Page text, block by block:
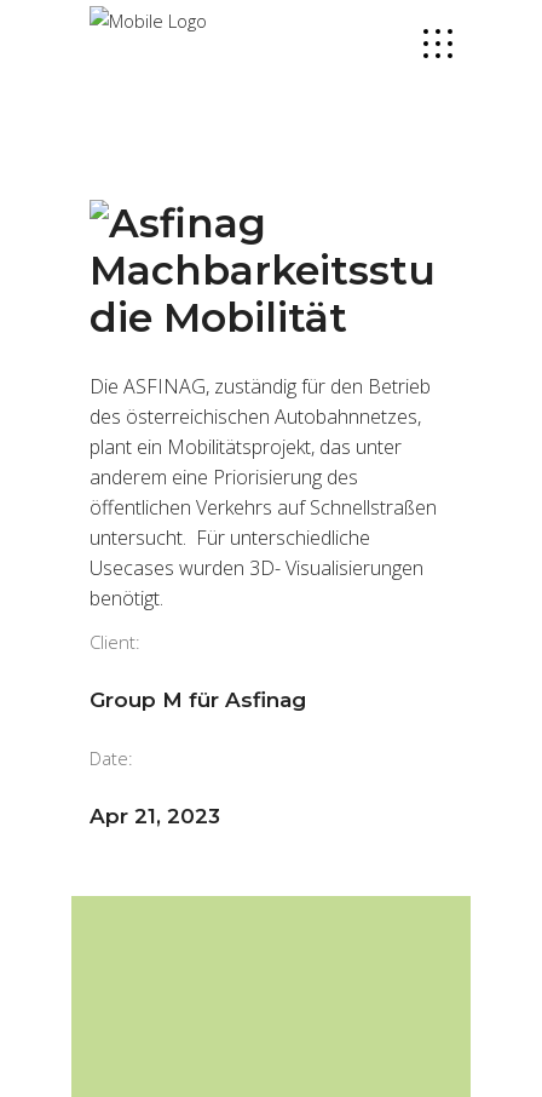
Machbarkeitsstu
die Mobilität
Die ASFINAG, zuständig für den Betrieb
des österreichischen Autobahnnetzes,
plant ein Mobilitätsprojekt, das unter
anderem eine Priorisierung des
öffentlichen Verkehrs auf Schnellstraßen
untersucht. Für unterschiedliche
Usecases wurden 3D- Visualisierungen
benötigt.
Client:
Group M für Asfinag
Date:
Apr 21, 2023